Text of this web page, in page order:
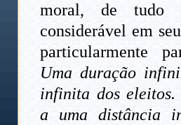
moral, de tudo
considerável em
particularmente
Uma duração
infinita dos eleitos.
a uma distância